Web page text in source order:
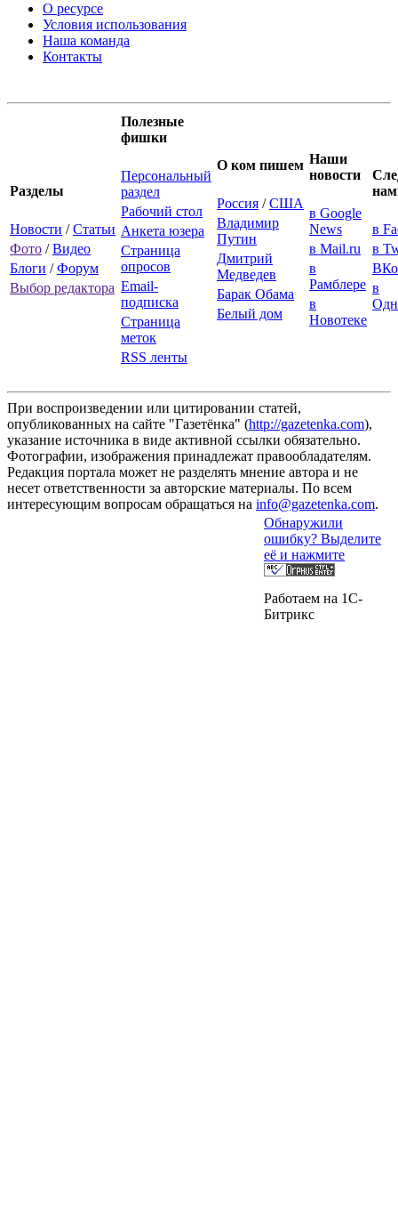
О ресурсе
Условия использования
Наша команда
Контакты
Разделы
Новости /Статьи
Фото /Видео
Блоги /Форум
Выбор редактора
Полезные
фишки
Персональный
раздел
Рабочий стол
Анкета юзера
Страница
опросов
Email-
подписка
Страница
меток
RSS ленты
О ком пишем
Россия /США
Владимир
Путин
Дмитрий
Медведев
Барак Обама
Белый дом
Наши
новости
в Google
News
в Mail.ru
в
Рамблере
в
Новотеке
в
в
в
При воспроизведении или цитировании статей,
опубликованных на сайте "Газетёнка" (http://gazetenka.com),
указание источника в виде активной ссылки обязательно.
Фотографии, изображения принадлежат правообладателям.
Редакция портала может не разделять мнение автора и не
несет ответственности за авторские материалы. По всем
интересующим вопросам обращаться на info@gazetenka.com.
Обнаружили
ошибку? Выделите
её и нажмите
Работаем на 1C-
Битрикс